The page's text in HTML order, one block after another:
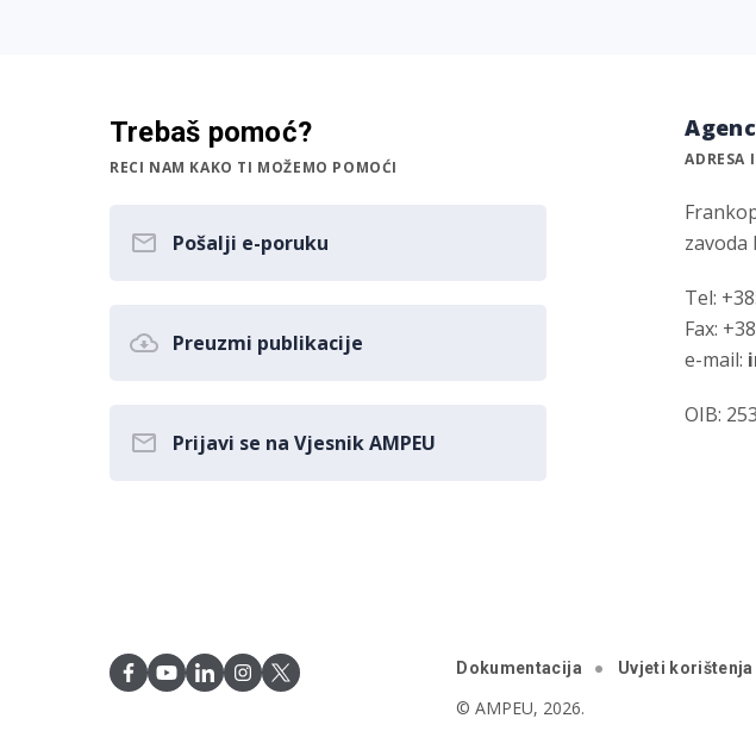
Trebaš pomoć?
RECI NAM KAKO TI MOŽEMO POMOĆI
Pošalji e-poruku
Preuzmi publikacije
Prijavi se na Vjesnik AMPEU
ADRESA
zavoda
Tel:
Fax:
e-mail:
OIB:
Dokumentacija Uvjeti korištenja
© AMPEU, 2026.